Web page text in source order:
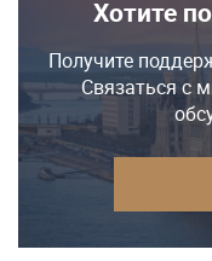
Хотите
Получите
Связаться с